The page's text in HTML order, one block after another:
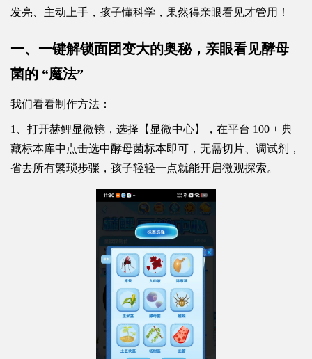
发亮、主动上手，孩子懂科学，果然得亲眼看见才管用！
一、一键解锁面团变大的奥秘，亲眼看见酵母
菌的 “魔法”
我们看看制作方法：
1、打开赫鲤显微镜，选择【显微中心】，在平台 100 + 典
藏标本库中点击选中酵母菌标本即可，无需切片、调试剂，
省去所有繁琐步骤，孩子轻轻一点就能开启微观探索。